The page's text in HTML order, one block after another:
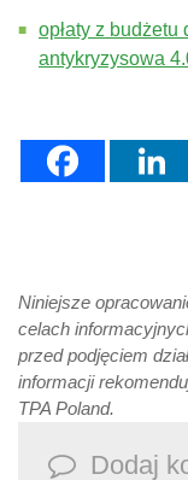
opłaty z budżetu
antykryzysowa
Niniejsze
celach
przed podjęciem
informacji
TPA Poland.
Dodaj